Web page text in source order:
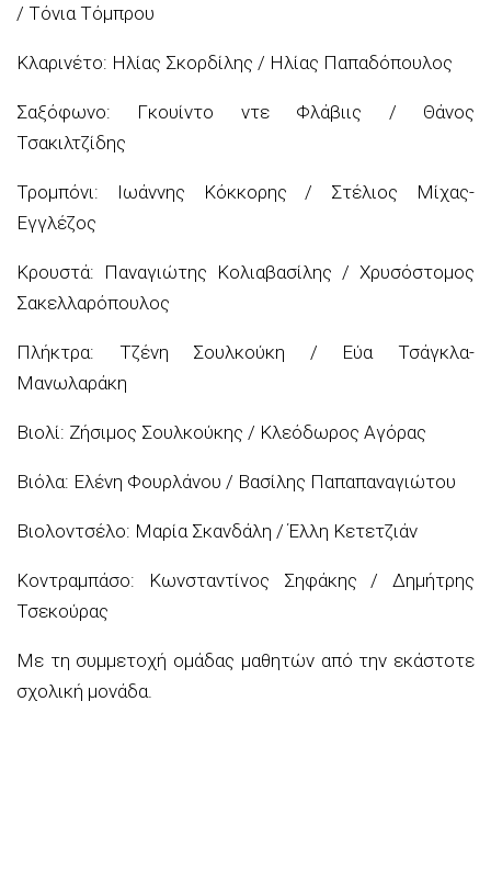
/ Τόνια Τόμπρου
Κλαρινέτο: Ηλίας Σκορδίλης / Ηλίας Παπαδόπουλος
Σαξόφωνο: Γκουίντο ντε Φλάβιις / Θάνος
Τσακιλτζίδης
Τρομπόνι: Ιωάννης Κόκκορης / Στέλιος Μίχας-
Εγγλέζος
Κρουστά: Παναγιώτης Κολιαβασίλης / Χρυσόστομος
Σακελλαρόπουλος
Πλήκτρα: Τζένη Σουλκούκη / Εύα Τσάγκλα-
Μανωλαράκη
Βιολί: Ζήσιμος Σουλκούκης / Κλεόδωρος Αγόρας
Βιόλα: Ελένη Φουρλάνου / Βασίλης Παπαπαναγιώτου
Βιολοντσέλο: Μαρία Σκανδάλη / Έλλη Κετετζιάν
Κοντραμπάσο: Κωνσταντίνος Σηφάκης / Δημήτρης
Τσεκούρας
Με τη συμμετοχή ομάδας μαθητών από την εκάστοτε
σχολική μονάδα.